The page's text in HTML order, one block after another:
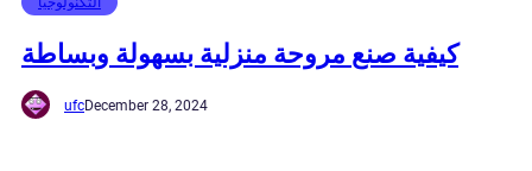
كيفية صنع مروحة منزلية بسهولة وبساطة
ufcDecember 28, 2024